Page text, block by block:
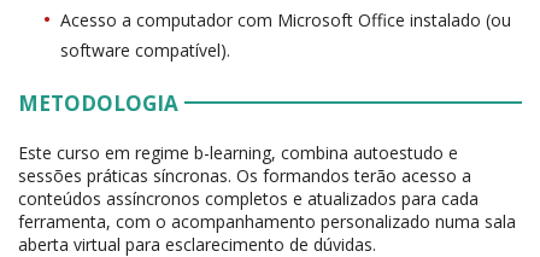
Acesso a computador com Microsoft Office instalado (ou
software compatível).
METODOLOGIA
Este curso em regime b-learning, combina autoestudo e
sessões práticas síncronas. Os formandos terão acesso a
conteúdos assíncronos completos e atualizados para cada
ferramenta, com o acompanhamento personalizado numa sala
aberta virtual para esclarecimento de dúvidas.